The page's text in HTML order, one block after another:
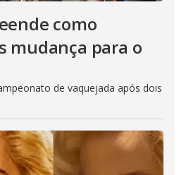
como
mudança para o
de vaquejada após dois